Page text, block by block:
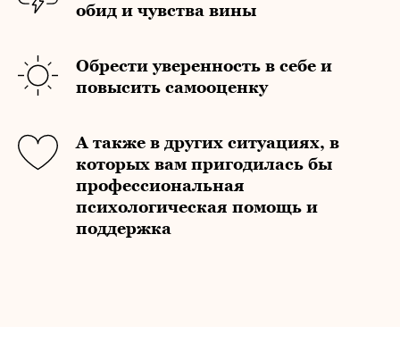
обид и чувства вины
Обрести уверенность в себе и
повысить самооценку
А также в других ситуациях, в
которых вам пригодилась бы
профессиональная
психологическая помощь и
поддержка